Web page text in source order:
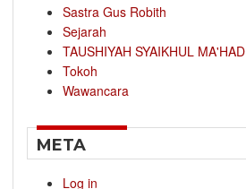
Sastra Gus Robith
Sejarah
TAUSHIYAH SYAIKHUL MA'HAD
Tokoh
Wawancara
META
Log in